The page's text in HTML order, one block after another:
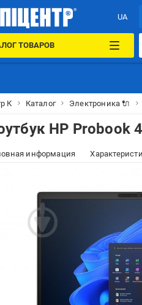
UA
ТОВАРОВ
К Каталог Электроника 🔌
HP Probook
информация